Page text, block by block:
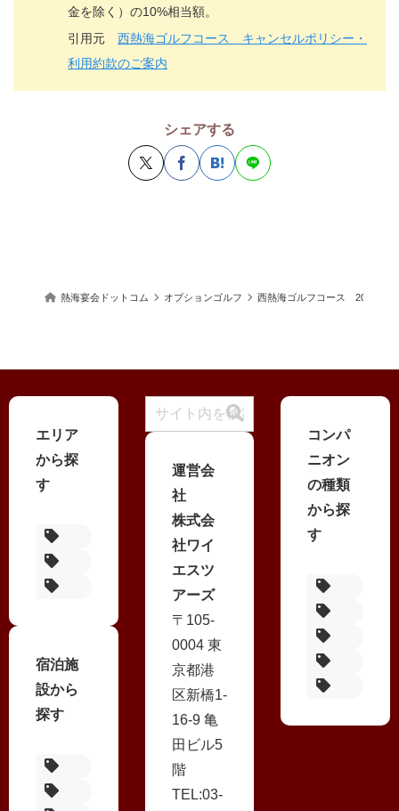
金を除く）の10%相当額。
引用元 西熱海ゴルフコース キャンセルポリシー・
利用約款のご案内
シェアする
熱海宴会ドットコム オプションゴルフ 西熱海ゴルフコース 2024年度
エリア
から探
す
宿泊施
設から
探す
離れの宿 ほのか コンパニオンプランの一覧
運営会
社
株式会
社ワイ
エスツ
アーズ
〒105-
0004 東
京都港
区新橋1-
16-9 亀
田ビル5
階
TEL:03-
コンパ
ニオン
の種類
から探
す